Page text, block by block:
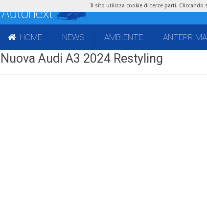
HOME NEWS AMBIENTE ANTEPRIMA
Nuova Audi A3 2024 Restyling
Il sito utilizza cookie di terze parti. Cliccando